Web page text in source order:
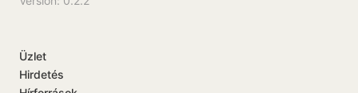
Üzlet
Hirdetés